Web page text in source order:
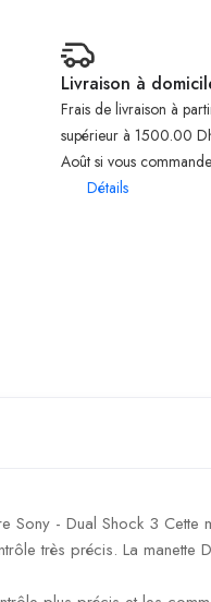
Livraison à
Frais de livraison à
supérieur à 1500.00
Août si vous
Détails
- Dual Shock 3 Cette
très précis. La manette